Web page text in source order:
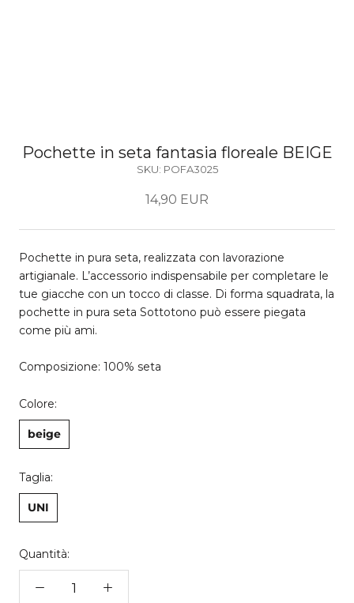
Pochette in seta fantasia floreale BEIGE
SKU: POFA3025
14,90 EUR
Pochette in pura seta, realizzata con lavorazione
artigianale. L’accessorio indispensabile per completare le
tue giacche con un tocco di classe. Di forma squadrata, la
pochette in pura seta Sottotono può essere piegata
come più ami.
Composizione: 100% seta
Colore:
beige
Taglia:
UNI
Quantità: